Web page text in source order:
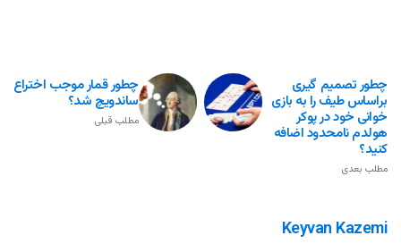
چطور قمار موجب اختراع
ساندویچ شد؟
مطلب قبلی
چطور تصمیم گیری
براساس طیف را به بازی
خوانی خود در پوکر
هولدم نامحدود اضافه
کنید؟
مطلب بعدی
Keyvan Kazemi